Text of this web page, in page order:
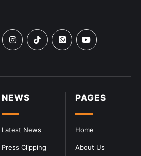
PAGES
Home
About Us
NEWS
Latest News
Press Clipping